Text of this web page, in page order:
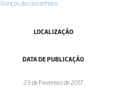
Ouriços do castanheiro.
LOCALIZAÇÃO
DATA DE PUBLICAÇÃO
23 de Fevereiro de 2017